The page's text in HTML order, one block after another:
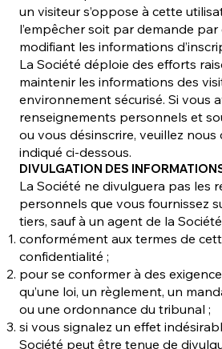
un visiteur s’oppose à cette
l’empêcher soit par demande par
modifiant les informations
La Société déploie des efforts
maintenir les informations des
environnement sécurisé. Si vous
renseignements personnels et
ou vous désinscrire, veuillez
indiqué ci-dessous.
DIVULGATION DES
La Société ne divulguera pas les
personnels que vous fournissez
tiers, sauf à un agent de la
conformément aux termes de
confidentialité ;
pour se conformer à des
qu’une loi, un règlement, un
ou une ordonnance du tribunal ;
si vous signalez un effet
Société peut être tenue de